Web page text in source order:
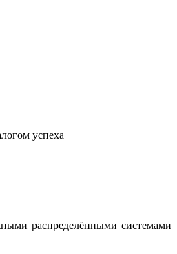
успеха
распределёнными системами